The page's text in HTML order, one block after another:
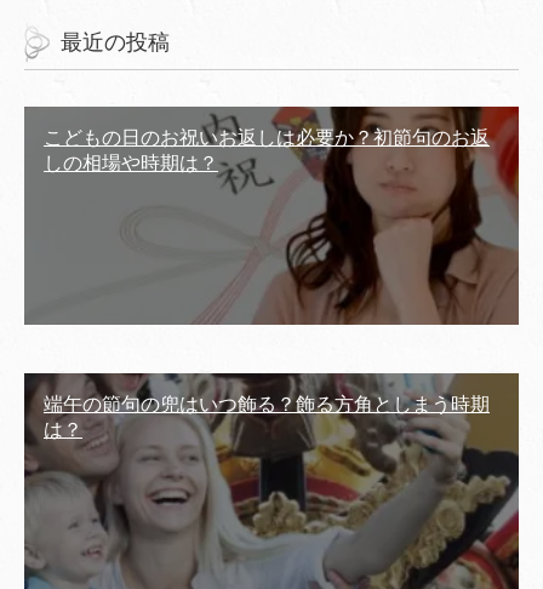
最近の投稿
こどもの日のお祝いお返しは必要か？初節句のお返
しの相場や時期は？
端午の節句の兜はいつ飾る？飾る方角としまう時期
は？